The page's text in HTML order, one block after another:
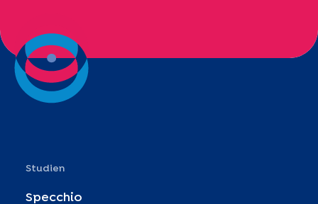
Studien
Specchio